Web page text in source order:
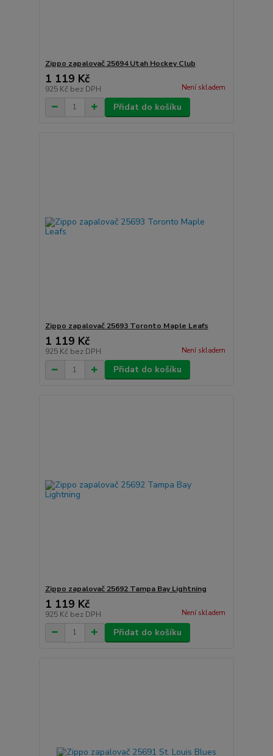
Zippo zapalovač 25694 Utah Hockey Club
1 119 Kč
925 Kč bez DPH Není skladem
Přidat do košíku
Zippo zapalovač 25693 Toronto Maple Leafs
1 119 Kč
925 Kč bez DPH Není skladem
Přidat do košíku
Zippo zapalovač 25692 Tampa Bay Lightning
1 119 Kč
925 Kč bez DPH Není skladem
Přidat do košíku